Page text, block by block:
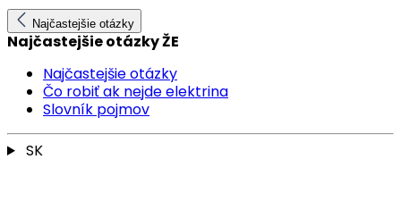
Najčastejšie otázky
Najčastejšie otázky ŽE
Najčastejšie otázky
Čo robiť ak nejde elektrina
Slovník pojmov
SK